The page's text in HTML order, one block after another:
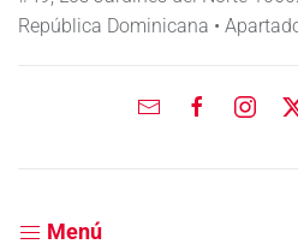
República Dominicana •
Menú